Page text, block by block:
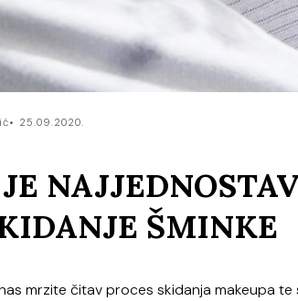
25.09.2020.
ŠMINKE
mrzite čitav proces skidanja makeupa